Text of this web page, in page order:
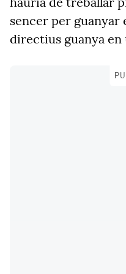
sencer per guanyar
directius guanya en